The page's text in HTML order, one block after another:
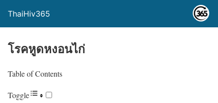
ThaiHiv365
โรคหูดหงอนไก่
Table of Contents
Toggle